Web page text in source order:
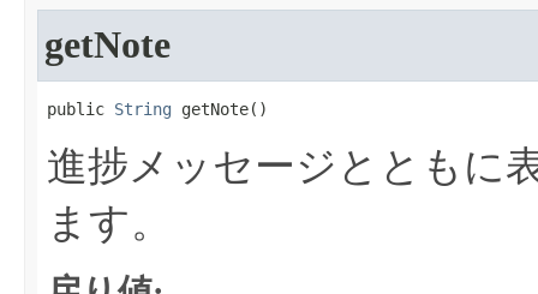
getNote
public String getNote​()
進捗メッセージとともに
ます。